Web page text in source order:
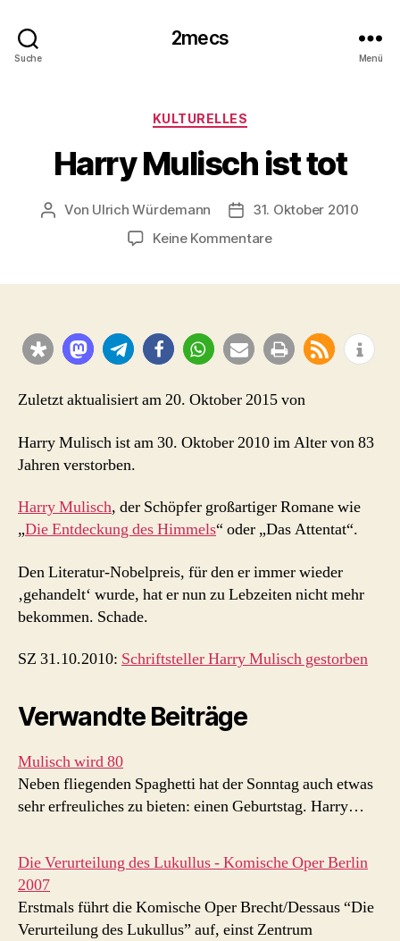
Suche
2mecs
Menü
Kategorien
KULTURELLES
Harry Mulisch ist tot
Beitragsautor
Von Ulrich Würdemann Beitragsdatum
31. Oktober 2010
Keine Kommentarezu
Zuletzt aktualisiert am 20. Oktober 2015 von
Harry Mulisch ist am 30. Oktober 2010 im Alter von 83
Jahren verstorben.
Harry Mulisch, der Schöpfer großartiger Romane wie
„Die Entdeckung des Himmels“ oder „Das Attentat“.
Den Literatur-Nobelpreis, für den er immer wieder
‚gehandelt‘ wurde, hat er nun zu Lebzeiten nicht mehr
bekommen. Schade.
SZ 31.10.2010: Schriftsteller Harry Mulisch gestorben
Verwandte Beiträge
Mulisch wird 80
Neben fliegenden Spaghetti hat der Sonntag auch etwas
sehr erfreuliches zu bieten: einen Geburtstag. Harry…
Die Verurteilung des Lukullus - Komische Oper Berlin
2007
Erstmals führt die Komische Oper Brecht/Dessaus “Die
Verurteilung des Lukullus” auf, einst Zentrum